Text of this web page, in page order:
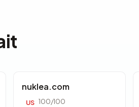
nuklea.com
US 100/100